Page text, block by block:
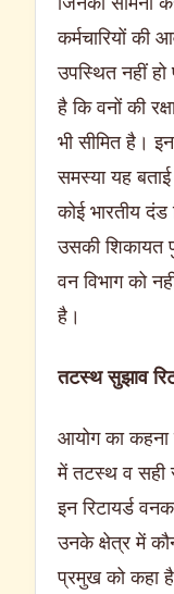
कर्मचारियों की
उपस्थित नहीं
है कि वनों की
भी सीमित है।
समस्या यह
कोई भारतीय दंड
उसकी शिकायत
वन विभाग को
है।
तटस्थ सुझाव
आयोग का कहना
में तटस्थ व सही
इन रिटायर्ड
उनके क्षेत्र में
प्रमुख को कहा है